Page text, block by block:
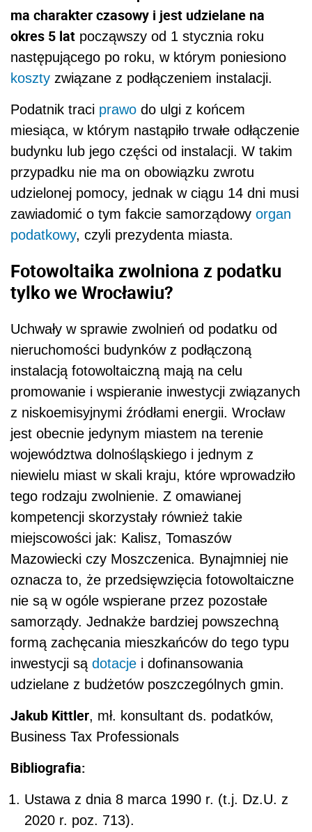
ma charakter czasowy i jest udzielane na
okres 5 lat począwszy od 1 stycznia roku
następującego po roku, w którym poniesiono
koszty związane z podłączeniem instalacji.
Podatnik traci prawo do ulgi z końcem
miesiąca, w którym nastąpiło trwałe odłączenie
budynku lub jego części od instalacji. W takim
przypadku nie ma on obowiązku zwrotu
udzielonej pomocy, jednak w ciągu 14 dni musi
zawiadomić o tym fakcie samorządowy organ
podatkowy, czyli prezydenta miasta.
Fotowoltaika zwolniona z podatku
tylko we Wrocławiu?
Uchwały w sprawie zwolnień od podatku od
nieruchomości budynków z podłączoną
instalacją fotowoltaiczną mają na celu
promowanie i wspieranie inwestycji związanych
z niskoemisyjnymi źródłami energii. Wrocław
jest obecnie jedynym miastem na terenie
województwa dolnośląskiego i jednym z
niewielu miast w skali kraju, które wprowadziło
tego rodzaju zwolnienie. Z omawianej
kompetencji skorzystały również takie
miejscowości jak: Kalisz, Tomaszów
Mazowiecki czy Moszczenica. Bynajmniej nie
oznacza to, że przedsięwzięcia fotowoltaiczne
nie są w ogóle wspierane przez pozostałe
samorządy. Jednakże bardziej powszechną
formą zachęcania mieszkańców do tego typu
inwestycji są dotacje i dofinansowania
udzielane z budżetów poszczególnych gmin.
Jakub Kittler, mł. konsultant ds. podatków,
Business Tax Professionals
Bibliografia:
Ustawa z dnia 8 marca 1990 r. (t.j. Dz.U. z
2020 r. poz. 713).